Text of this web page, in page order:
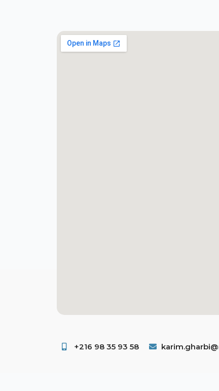
+216 98 35 93 58 ​